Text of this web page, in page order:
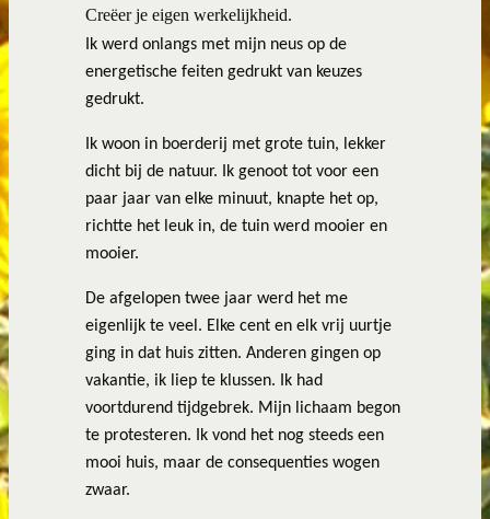
Creëer je eigen werkelijkheid.
Ik werd onlangs met mijn neus op de
energetische feiten gedrukt van keuzes
gedrukt.
Ik woon in boerderij met grote tuin, lekker
dicht bij de natuur. Ik genoot tot voor een
paar jaar van elke minuut, knapte het op,
richtte het leuk in, de tuin werd mooier en
mooier.
De afgelopen twee jaar werd het me
eigenlijk te veel. Elke cent en elk vrij uurtje
ging in dat huis zitten. Anderen gingen op
vakantie, ik liep te klussen. Ik had
voortdurend tijdgebrek. Mijn lichaam begon
te protesteren. Ik vond het nog steeds een
mooi huis, maar de consequenties wogen
zwaar.